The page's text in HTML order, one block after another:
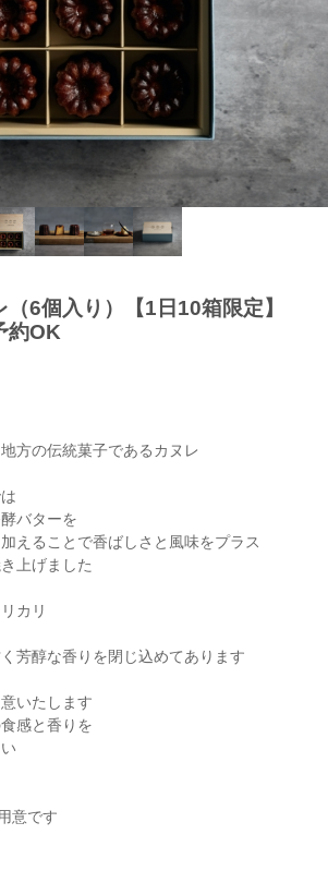
6個入り）【1日10箱限定】
約OK
方の伝統菓子であるカヌレ
バターを
えることで香ばしさと風味をプラス
上げました
カリ
芳醇な香りを閉じ込めてあります
いたします
感と香りを
意です